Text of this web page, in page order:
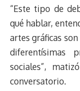
“Este tipo de
qué hablar,
artes gráficas
diferentísimas
sociales”,
conversatorio.